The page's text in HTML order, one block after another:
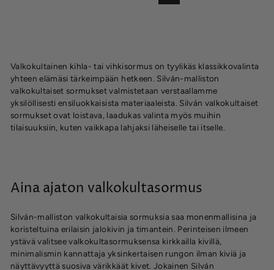
Valkokultainen kihla- tai vihkisormus on tyylikäs klassikkovalinta
yhteen elämäsi tärkeimpään hetkeen. Silván-malliston
valkokultaiset sormukset valmistetaan verstaallamme
yksilöllisesti ensiluokkaisista materiaaleista. Silván valkokultaiset
sormukset ovat loistava, laadukas valinta myös muihin
tilaisuuksiin, kuten vaikkapa lahjaksi läheiselle tai itselle.
Aina ajaton valkokultasormus
Silván-malliston valkokultaisia sormuksia saa monenmallisina ja
koristeltuina erilaisin jalokivin ja timantein. Perinteisen ilmeen
ystävä valitsee valkokultasormuksensa kirkkailla kivillä,
minimalismin kannattaja yksinkertaisen rungon ilman kiviä ja
näyttävyyttä suosiva värikkäät kivet. Jokainen Silván